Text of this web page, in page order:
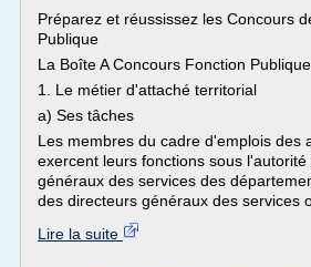
Préparez et réussissez les Concours
Publique
La Boîte A Concours Fonction
1. Le métier d'attaché territorial
a) Ses tâches
Les membres du cadre d'emplois des
exercent leurs fonctions sous
généraux des services des
des directeurs généraux des services
Lire la suite